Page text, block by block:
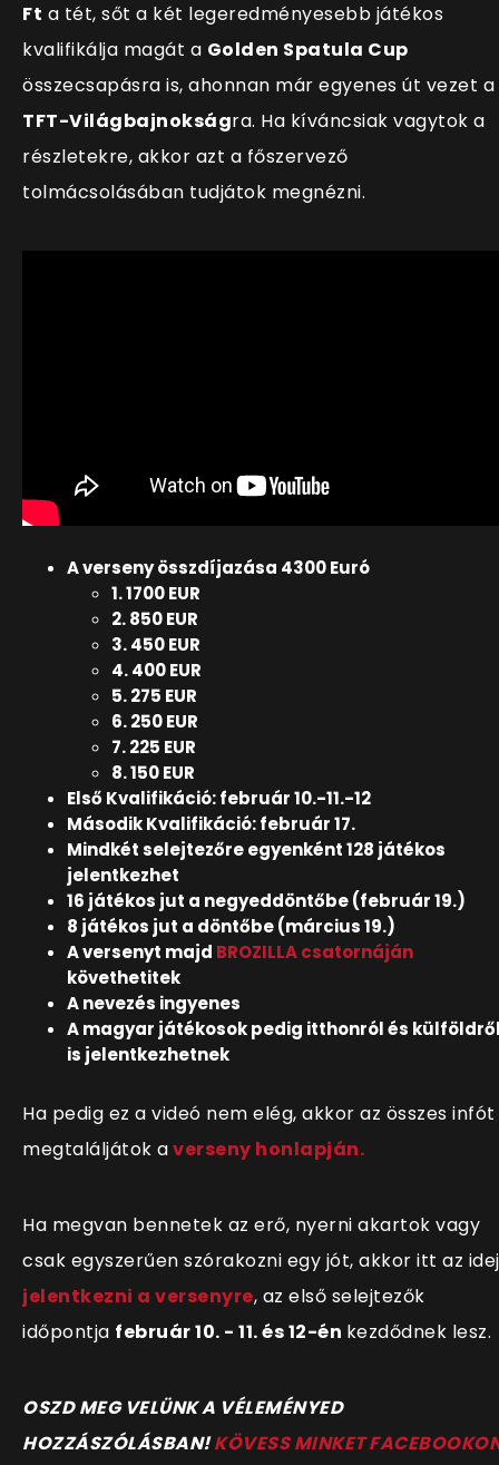
Ft a tét, sőt a két legeredményesebb játékos
kvalifikálja magát a Golden Spatula Cup
összecsapásra is, ahonnan már egyenes út vezet a
TFT-Világbajnokságra. Ha kíváncsiak vagytok a
részletekre, akkor azt a főszervező
tolmácsolásában tudjátok megnézni.
A verseny összdíjazása 4300 Euró
1. 1700 EUR
2. 850 EUR
3. 450 EUR
4. 400 EUR
5. 275 EUR
6. 250 EUR
7. 225 EUR
8. 150 EUR
Első Kvalifikáció: február 10.-11.-12
Második Kvalifikáció: február 17.
Mindkét selejtezőre egyenként 128 játékos
jelentkezhet
16 játékos jut a negyeddöntőbe (február 19.)
8 játékos jut a döntőbe (március 19.)
A versenyt majd BROZILLA csatornáján
követhetitek
A nevezés ingyenes
A magyar játékosok pedig itthonról és
is jelentkezhetnek
Ha pedig ez a videó nem elég, akkor az összes infót
megtaláljátok averseny honlapján.
Ha megvan bennetek az erő, nyerni akartok vagy
csak egyszerűen szórakozni egy jót, akkor itt az
jelentkezni a versenyre, az első selejtezők
időpontja február 10. - 11. és 12-én kezdődnek lesz.
OSZD MEG VELÜNK A VÉLEMÉNYED
HOZZÁSZÓLÁSBAN!KÖVESS MINKET